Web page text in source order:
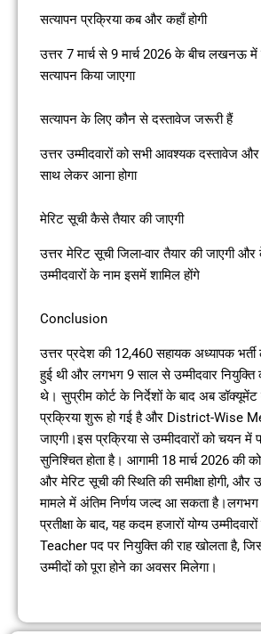
सत्यापन प्रक्रिया कब और कहाँ होगी
उत्तर 7 मार्च से 9 मार्च 2026 के बीच लखनऊ में
सत्यापन किया जाएगा
सत्यापन के लिए कौन से दस्तावेज जरूरी हैं
उत्तर उम्मीदवारों को सभी आवश्यक दस्तावेज
साथ लेकर आना होगा
मेरिट सूची कैसे तैयार की जाएगी
उत्तर मेरिट सूची जिला-वार तैयार की जाएगी
उम्मीदवारों के नाम इसमें शामिल होंगे
Conclusion
उत्तर प्रदेश की 12,460 सहायक अध्यापक
हुई थी और लगभग 9 साल से उम्मीदवार नियुक्ति
थे। सुप्रीम कोर्ट के निर्देशों के बाद अब
प्रक्रिया शुरू हो गई है और District-Wise
जाएगी।इस प्रक्रिया से उम्मीदवारों को चयन में
सुनिश्चित होता है। आगामी 18 मार्च 2026 की
और मेरिट सूची की स्थिति की समीक्षा होगी, और
मामले में अंतिम निर्णय जल्द आ सकता
प्रतीक्षा के बाद, यह कदम हजारों योग्य
Teacher पद पर नियुक्ति की राह खोलता है,
उम्मीदों को पूरा होने का अवसर मिलेगा।